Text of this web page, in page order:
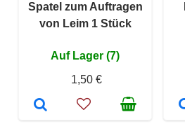
Spatel zum Auftragen
von Leim 1 Stück
Auf Lager (7)
1,50 €